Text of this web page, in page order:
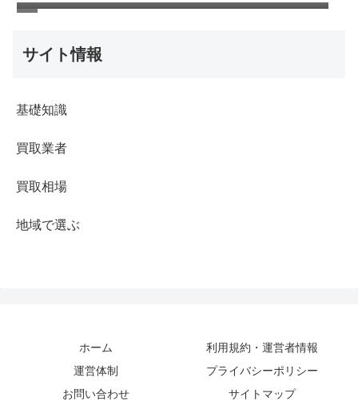
サイト情報
基礎知識
買取業者
買取相場
地域で選ぶ
ホーム
利用規約・運営者情報
運営体制
プライバシーポリシー
お問い合わせ
サイトマップ